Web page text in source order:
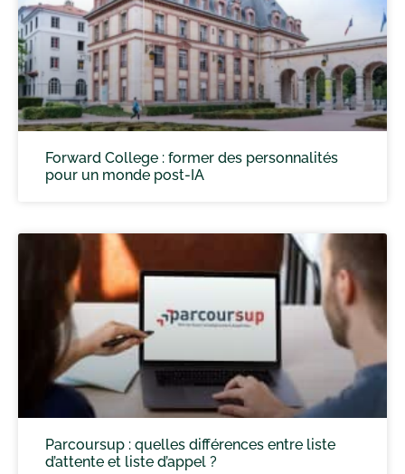
Forward College : former des personnalités
pour un monde post-IA
Parcoursup : quelles différences entre liste
d’attente et liste d’appel ?